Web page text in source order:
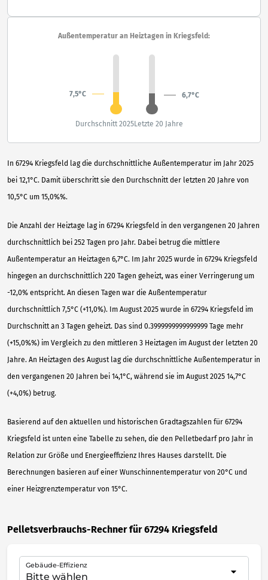
In 67294 Kriegsfeld lag die durchschnittliche Außentemperatur im Jahr 2025
bei 12,1°C. Damit überschritt sie den Durchschnitt der letzten 20 Jahre von
10,5°C um 15,0%%.
Die Anzahl der Heiztage lag in 67294 Kriegsfeld in den vergangenen 20 Jahren
durchschnittlich bei 252 Tagen pro Jahr. Dabei betrug die mittlere
Außentemperatur an Heiztagen 6,7°C. Im Jahr 2025 wurde in 67294 Kriegsfeld
hingegen an durchschnittlich 220 Tagen geheizt, was einer Verringerung um
-12,0% entspricht. An diesen Tagen war die Außentemperatur
durchschnittlich 7,5°C (+11,0%). Im August 2025 wurde in 67294 Kriegsfeld im
Durchschnitt an 3 Tagen geheizt. Das sind 0.3999999999999999 Tage mehr
(+15,0%%) im Vergleich zu den mittleren 3 Heiztagen im August der letzten 20
Jahre. An Heiztagen des August lag die durchschnittliche Außentemperatur in
den vergangenen 20 Jahren bei 14,1°C, während sie im August 2025 14,7°C
(+4,0%) betrug.
Basierend auf den aktuellen und historischen Gradtagszahlen für 67294
Kriegsfeld ist unten eine Tabelle zu sehen, die den Pelletbedarf pro Jahr in
Relation zur Größe und Energieeffizienz Ihres Hauses darstellt. Die
Berechnungen basieren auf einer Wunschinnentemperatur von 20°C und
einer Heizgrenztemperatur von 15°C.
Außentemperatur an Heiztagen in Kriegsfeld:
7,5°C 6,7°C
Durchschnitt 2025Letzte 20 Jahre
Pelletsverbrauchs-Rechner für 67294 Kriegsfeld
Gebäude-Effizienz